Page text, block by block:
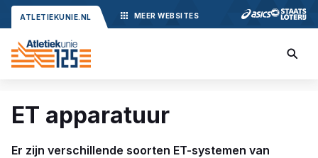
ATLETIEKUNIE.NL MEER WEBSITES
ET apparatuur
Er zijn verschillende soorten ET-systemen van